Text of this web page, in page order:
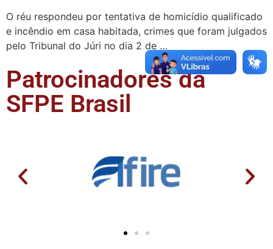
O réu respondeu por tentativa de homicídio qualificado
e incêndio em casa habitada, crimes que foram julgados
pelo Tribunal do Júri no dia 2 de …
Patrocinadores da
SFPE Brasil